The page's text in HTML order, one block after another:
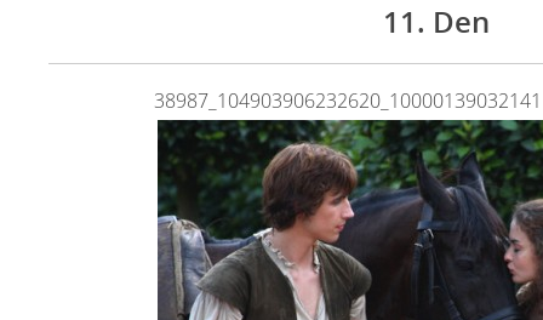
11. Den